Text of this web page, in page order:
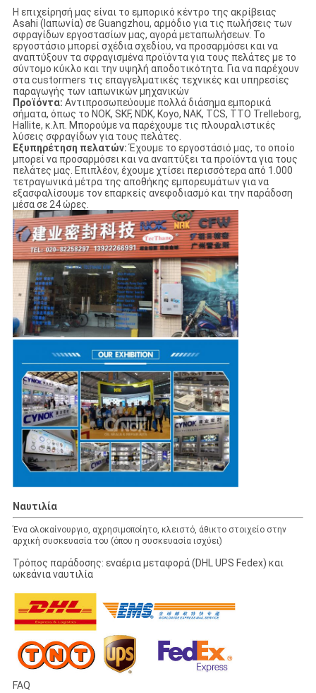
Η επιχείρησή μας είναι το εμπορικό κέντρο της ακρίβειας
Asahi (Ιαπωνία) σε Guangzhou, αρμόδιο για τις πωλήσεις των
σφραγίδων εργοστασίων μας, αγορά μεταπωλήσεων. Το
εργοστάσιο μπορεί σχέδια σχεδίου, να προσαρμόσει και να
αναπτύξουν τα σφραγισμένα προϊόντα για τους πελάτες με το
σύντομο κύκλο και την υψηλή αποδοτικότητα. Για να παρέχουν
στα custormers τις επαγγελματικές τεχνικές και υπηρεσίες
παραγωγής των ιαπωνικών μηχανικών
Προϊόντα: Αντιπροσωπεύουμε πολλά διάσημα εμπορικά
σήματα, όπως το NOK, SKF, NDK, Koyo, NAK, TCS, TTO Trelleborg,
Hallite, κ.λπ. Μπορούμε να παρέχουμε τις πλουραλιστικές
λύσεις σφραγίδων για τους πελάτες.
Εξυπηρέτηση πελατών:Έχουμε το εργοστάσιό μας, το οποίο
μπορεί να προσαρμόσει και να αναπτύξει τα προϊόντα για τους
πελάτες μας. Επιπλέον, έχουμε χτίσει περισσότερα από 1.000
τετραγωνικά μέτρα της αποθήκης εμπορευμάτων για να
εξασφαλίσουμε τον επαρκείς ανεφοδιασμό και την παράδοση
μέσα σε 24 ώρες.
Ναυτιλία
Ένα ολοκαίνουργιο, αχρησιμοποίητο, κλειστό, άθικτο στοιχείο στην
αρχική συσκευασία του (όπου η συσκευασία ισχύει)
Τρόπος παράδοσης: εναέρια μεταφορά (DHL UPS Fedex) και
ωκεάνια ναυτιλία
FAQ